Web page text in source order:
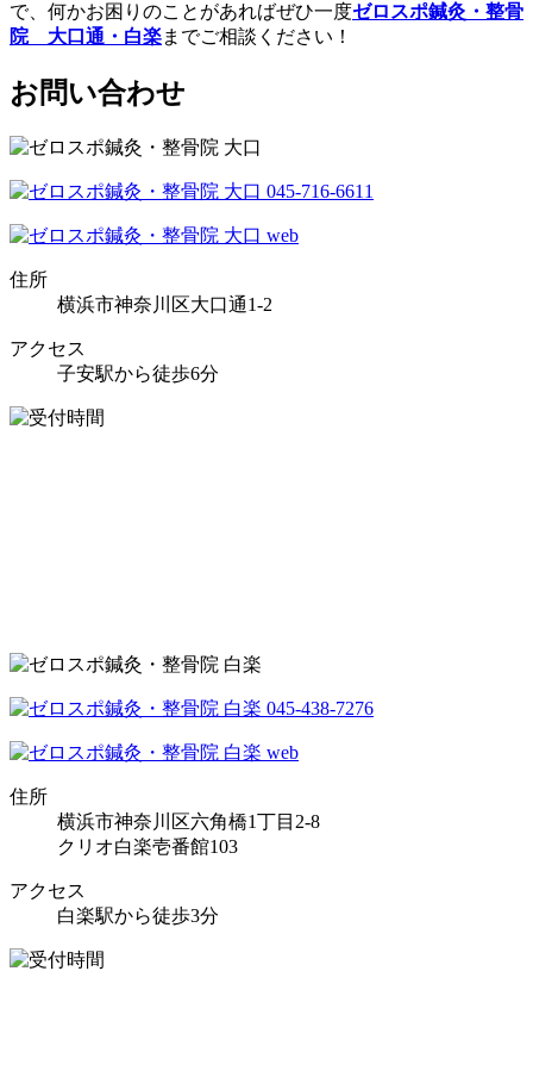
で、何かお困りのことがあればぜひ一度ゼロスポ鍼灸・整骨
院 大口通・白楽までご相談ください！
お問い合わせ
住所
横浜市神奈川区大口通1-2
アクセス
子安駅から徒歩6分
住所
横浜市神奈川区六角橋1丁目2-8
クリオ白楽壱番館103
アクセス
白楽駅から徒歩3分